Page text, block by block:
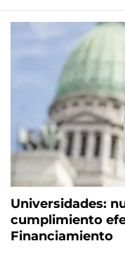
Universidades:
cumplimiento
Financiamiento